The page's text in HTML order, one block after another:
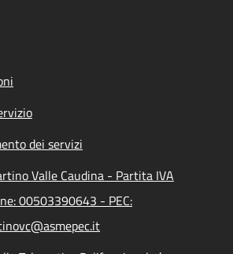
dei servizi
Valle Caudina - Partita IVA
00503390643 - PEC: